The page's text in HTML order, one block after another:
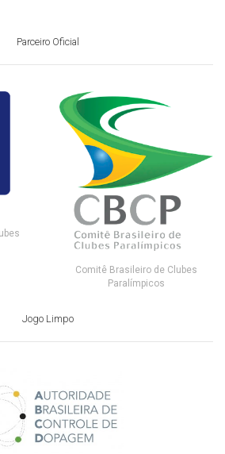
Parceiro Oficial
Comitê Brasileiro de Clubes
Paralímpicos
Jogo Limpo